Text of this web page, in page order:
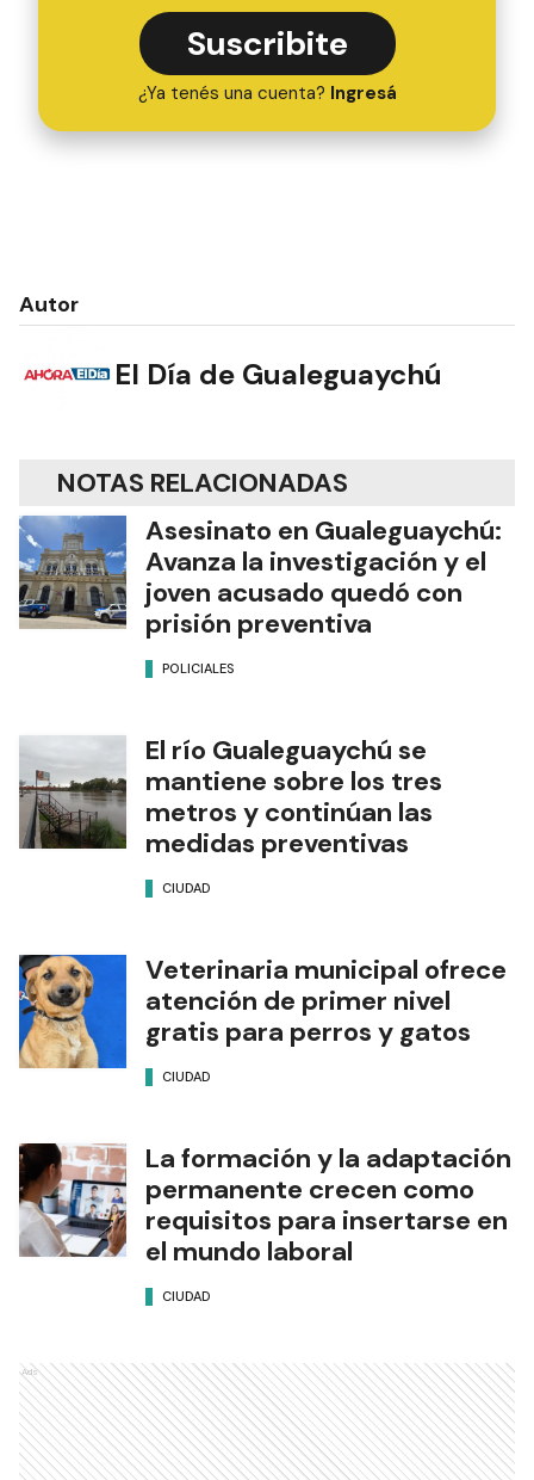
Suscribite
¿Ya tenés una cuenta? Ingresá
Autor
El Día de Gualeguaychú
NOTAS RELACIONADAS
Asesinato en Gualeguaychú:
Avanza la investigación y el
joven acusado quedó con
prisión preventiva
POLICIALES
El río Gualeguaychú se
mantiene sobre los tres
metros y continúan las
medidas preventivas
CIUDAD
Veterinaria municipal ofrece
atención de primer nivel
gratis para perros y gatos
CIUDAD
La formación y la adaptación
permanente crecen como
requisitos para insertarse en
el mundo laboral
CIUDAD
Ads